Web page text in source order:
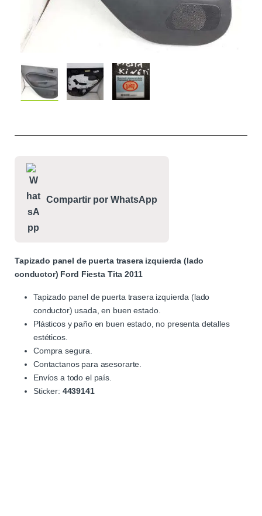
Compartir por WhatsApp
Tapizado panel de puerta trasera izquierda (lado
conductor) Ford Fiesta Tita 2011
Tapizado panel de puerta trasera izquierda (lado
conductor) usada, en buen estado.
Plásticos y paño en buen estado, no presenta detalles
estéticos.
Compra segura.
Contactanos para asesorarte.
Envíos a todo el país.
Sticker: 4439141